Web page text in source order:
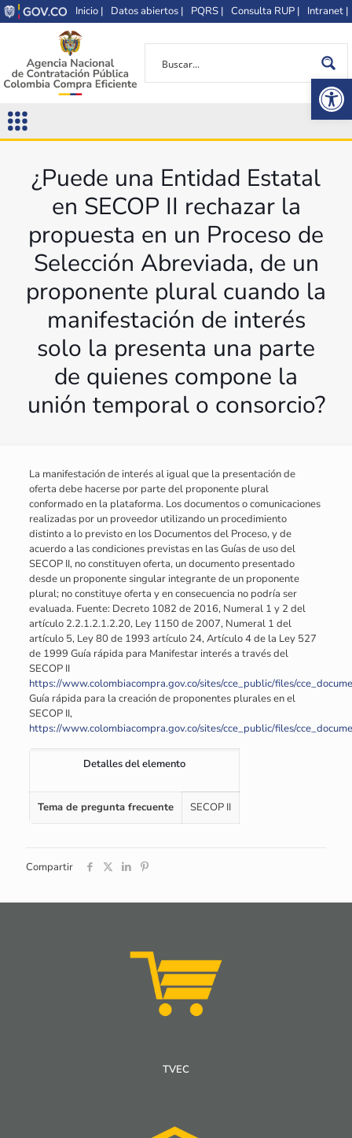
Inicio | Datos abiertos | PQRS | Consulta RUP | Intranet |
¿Puede una Entidad Estatal
en SECOP II rechazar la
propuesta en un Proceso de
Selección Abreviada, de un
proponente plural cuando la
manifestación de interés
solo la presenta una parte
de quienes compone la
unión temporal o consorcio?
La manifestación de interés al igual que la presentación de
oferta debe hacerse por parte del proponente plural
conformado en la plataforma. Los documentos o comunicaciones
realizadas por un proveedor utilizando un procedimiento
distinto a lo previsto en los Documentos del Proceso, y de
acuerdo a las condiciones previstas en las Guías de uso del
SECOP II, no constituyen oferta, un documento presentado
desde un proponente singular integrante de un proponente
plural; no constituye oferta y en consecuencia no podría ser
evaluada. Fuente: Decreto 1082 de 2016, Numeral 1 y 2 del
artículo 2.2.1.2.1.2.20, Ley 1150 de 2007, Numeral 1 del
artículo 5, Ley 80 de 1993 artículo 24, Artículo 4 de la Ley 527
de 1999 Guía rápida para Manifestar interés a través del
SECOP II
https://www.colombiacompra.gov.co/sites/cce_public/files/
Guía rápida para la creación de proponentes plurales en el
SECOP II,
https://www.colombiacompra.gov.co/sites/cce_public/files/
Detalles del elemento
Tema de pregunta frecuente SECOP II
Compartir
TVEC